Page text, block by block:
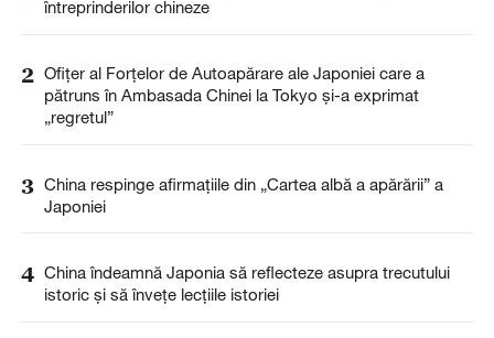
întreprinderilor chineze
2 Ofițer al Forțelor de Autoapărare ale Japoniei care a
pătruns în Ambasada Chinei la Tokyo și-a exprimat
„regretul”
3 China respinge afirmațiile din „Cartea albă a apărării” a
Japoniei
4 China îndeamnă Japonia să reflecteze asupra trecutului
istoric și să învețe lecțiile istoriei